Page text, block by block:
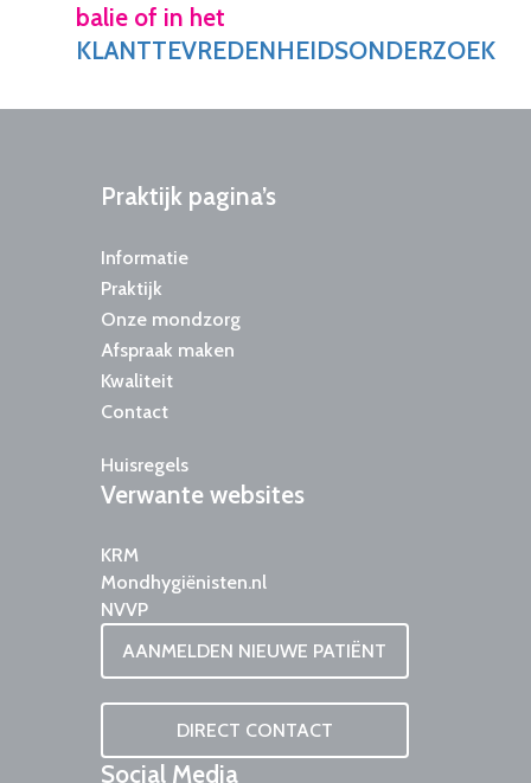
balie of in het
KLANTTEVREDENHEIDSONDERZOEK
Praktijkpagina’s
Informatie
Praktijk
Onze mondzorg
Afspraak maken
Kwaliteit
Contact
Huisregels
Verwantewebsites
KRM
Mondhygiënisten.nl
NVVP
AANMELDEN NIEUWE PATIËNT
DIRECT CONTACT
SocialMedia